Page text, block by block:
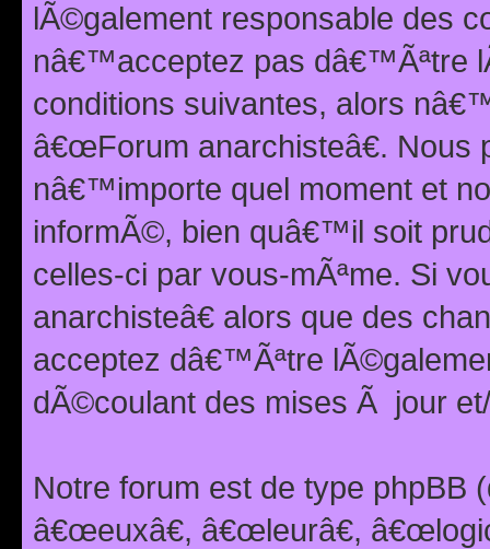
lÃ©galement responsable des
nâ€™acceptez pas dâ€™Ãªtre
conditions suivantes, alors
â€œForum anarchisteâ€.
nâ€™importe quel moment et
informÃ©, bien quâ€™il soit
celles-ci par vous-mÃªme. Si
anarchisteâ€ alors que des
acceptez dâ€™Ãªtre
dÃ©coulant des mises Ã jour
Notre forum est de type phpBB
â€œeuxâ€, â€œleurâ€,